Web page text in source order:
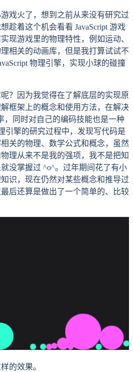
戏火了，想到之前从来没有研究过
趁着这个机会看看 JavaScript 游戏
现游戏里的物理特性，例如运动、
相关的动画库，但是我打算试试不
物理引擎，实现小球的碰撞
？因为我觉得在了解底层的实现原
框架上的概念和使用方法，在解决
，同时对自己的编码技能也是一种
引擎的研究过程中，发现写代码是
关的物理、数学公式和概念，虽然
理从来不是我的强项，我不是把知
没掌握过 ^o^。过年期间花了有小
识，现在仍然对某些概念和推导过
后还算是做出了一个简单的、比较
的效果。